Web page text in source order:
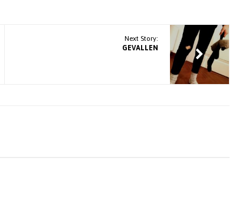
Next Story:
GEVALLEN